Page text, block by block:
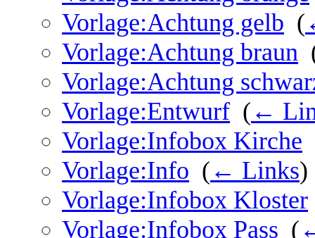
Vorlage:Achtung gelb (
Vorlage:Achtung braun
Vorlage:Achtung
Vorlage:Entwurf ( ←
Vorlage:Infobox Kirche
Vorlage:Info ( ← Links)
Vorlage:Infobox Kloster
Vorlage:Infobox Pass (